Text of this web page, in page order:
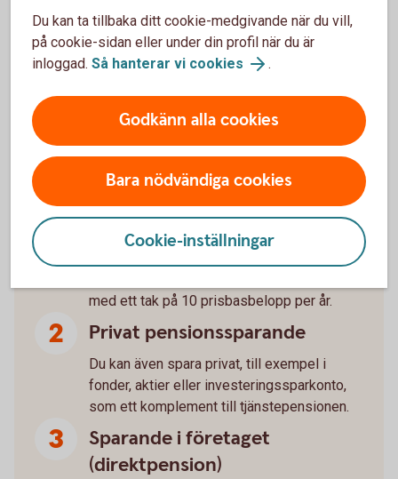
Tre sätt att spara till pension
som företagare
Tjänstepension via företaget
med ett tak på 10 prisbasbelopp per år.
Privat pensionssparande
Du kan även spara privat, till exempel i
fonder, aktier eller investeringssparkonto,
som ett komplement till tjänstepensionen.
Sparande i företaget
(direktpension)
Du kan ta tillbaka ditt cookie-medgivande när du vill,
på cookie-sidan eller under din profil när du är
inloggad. Så hanterar vi cookies .
Godkänn alla cookies
Bara nödvändiga cookies
Cookie-inställningar